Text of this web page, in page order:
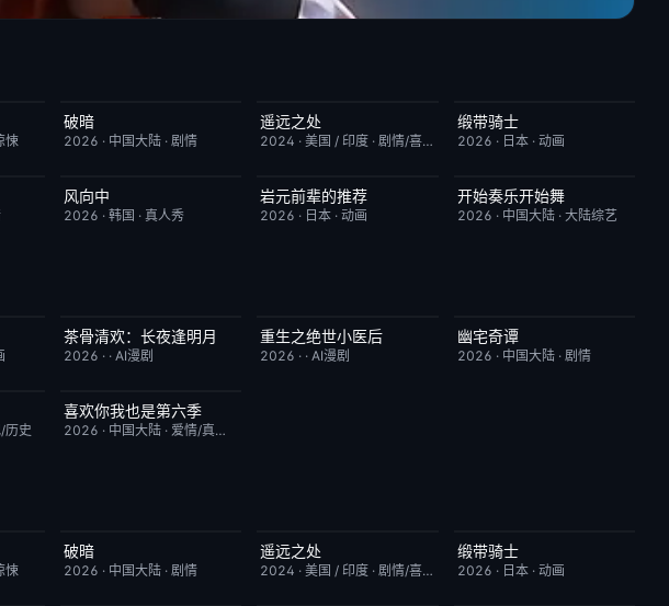
悚
今日更新
破暗
2026 · 中国大陆· 剧情
今日更新
遥远之处
2024 ·美国 / 印度 ·剧情/喜剧
HD中字
缎带骑士
2026 · 日本· 动画
更新至第02集
风向中
2026 · 韩国 · 真人秀
更新至第6集
岩元前辈的推荐
2026 · 日本 ·动画
更新至第3期
开始奏乐开始舞
2026 · 中国大陆· 大陆综艺
完结 10.0
茶骨清欢：长夜逢明月
2026 · · AI漫剧
完结
重生之绝世小医后
2026 · ·AI漫剧
完结
幽宅奇谭
2026 · 中国大陆· 剧情
历史
今日更新
喜欢你我也是第六季
2026 · 中国大陆· 爱情/真人秀
悚
今日更新
破暗
2026 · 中国大陆· 剧情
今日更新
遥远之处
2024 ·美国 / 印度 ·剧情/喜剧
HD中字
缎带骑士
2026 · 日本· 动画